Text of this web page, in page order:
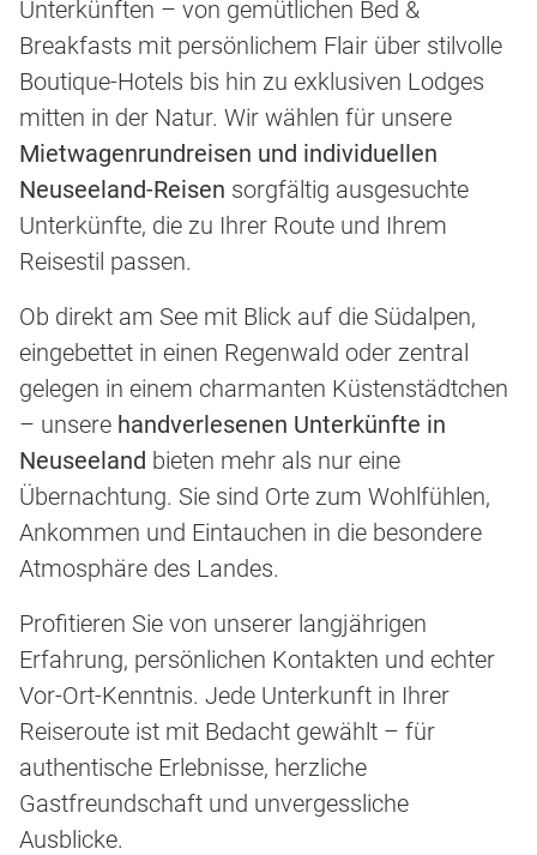
Unterkünften – von gemütlichen Bed &
Breakfasts mit persönlichem Flair über stilvolle
Boutique-Hotels bis hin zu exklusiven Lodges
mitten in der Natur. Wir wählen für unsere
Mietwagenrundreisen und individuellen
Neuseeland-Reisen sorgfältig ausgesuchte
Unterkünfte, die zu Ihrer Route und Ihrem
Reisestil passen.
Ob direkt am See mit Blick auf die Südalpen,
eingebettet in einen Regenwald oder zentral
gelegen in einem charmanten Küstenstädtchen
– unsere handverlesenen Unterkünfte in
Neuseeland bieten mehr als nur eine
Übernachtung. Sie sind Orte zum Wohlfühlen,
Ankommen und Eintauchen in die besondere
Atmosphäre des Landes.
Profitieren Sie von unserer langjährigen
Erfahrung, persönlichen Kontakten und echter
Vor-Ort-Kenntnis. Jede Unterkunft in Ihrer
Reiseroute ist mit Bedacht gewählt – für
authentische Erlebnisse, herzliche
Gastfreundschaft und unvergessliche
Ausblicke.